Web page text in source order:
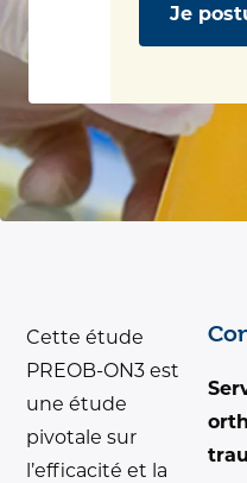
Je
Cette étude
PREOB-ON3 est
une étude
pivotale sur
l’efficacité et la